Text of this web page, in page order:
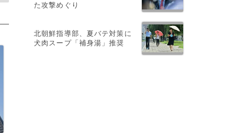
た攻撃めぐり
北朝鮮指導部、夏バテ対策に
犬肉スープ「補身湯」推奨